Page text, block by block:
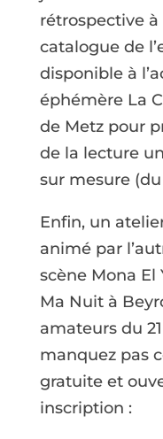
rétrospective
catalogue de
disponible à
éphémère La
de Metz pour
de la lecture
sur mesure
Enfin, un
animé par
scène Mona El
Ma Nuit à
amateurs du
manquez pas
gratuite et
inscription :